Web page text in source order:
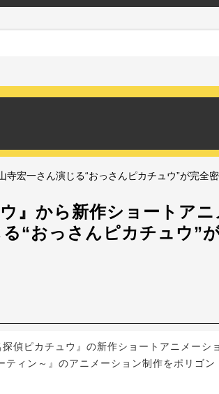
宏一さん演じる“おっさんピカチュウ”が完全
』から新作ショートア
“おっさんピカチュウ”
偵ピカチュウ』の新作ショートアニメーシ
ティン～』のアニメーション制作をポリゴン